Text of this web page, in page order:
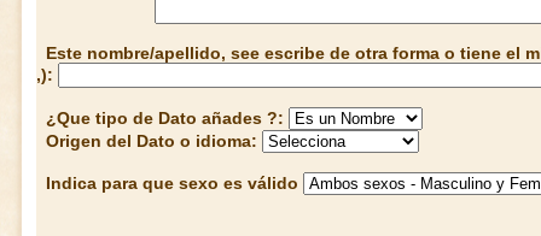
Este nombre/apellido, see escribe de otra forma o tiene el
,):
¿Que tipo de Dato añades ?:
Origen del Dato o idioma:
Indica para que sexo es válido